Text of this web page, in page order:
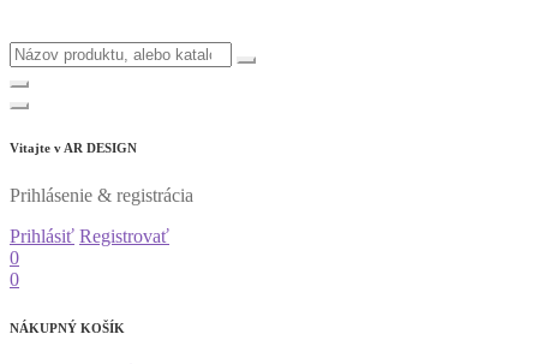
Vitajte v AR DESIGN
Prihlásenie & registrácia
Prihlásiť Registrovať
0
0
NÁKUPNÝ KOŠÍK